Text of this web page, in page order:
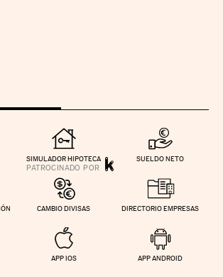
SIMULADOR HIPOTECA SUELDO NETO
CAMBIO DIVISAS DIRECTORIO EMPRESAS
APP IOS APP ANDROID